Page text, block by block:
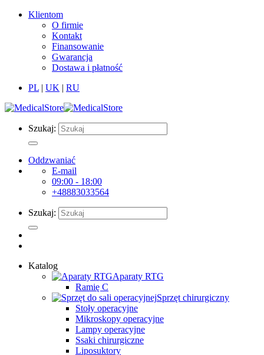
Klientom
O firmie
Kontakt
Finansowanie
Gwarancja
Dostawa i płatność
PL | UK | RU
Szukaj:
Oddzwaniać
E-mail
09:00 - 18:00
+48883033564
Szukaj:
Katalog
Aparaty RTG
Ramię C
Sprzęt chirurgiczny
Stoły operacyjne
Mikroskopy operacyjne
Lampy operacyjne
Ssaki chirurgiczne
Liposuktory